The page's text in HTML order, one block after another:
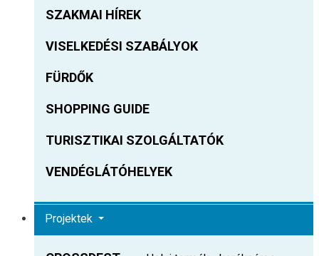
SZAKMAI HÍREK
VISELKEDÉSI SZABÁLYOK
FÜRDŐK
SHOPPING GUIDE
TURISZTIKAI SZOLGÁLTATÓK
VENDÉGLÁTÓHELYEK
Projektek